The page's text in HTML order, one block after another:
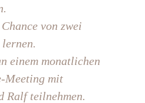
von zwei
einem monatlichen
Meeting mit
Ralf teilnehmen.